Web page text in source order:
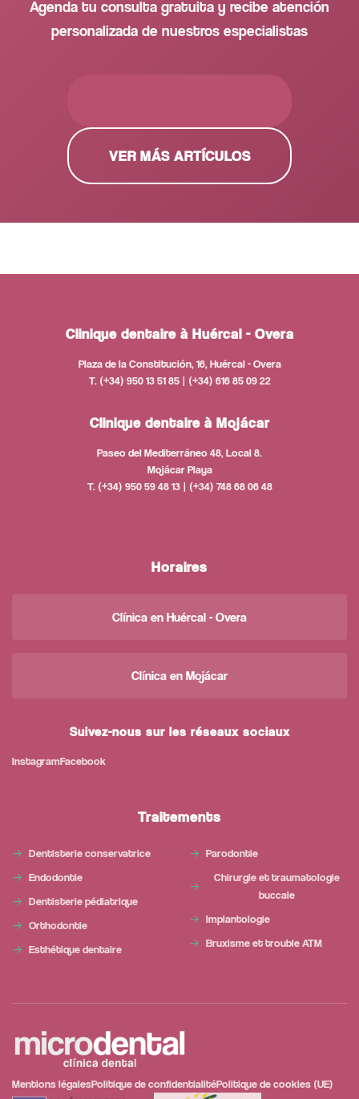
Agenda tu consulta gratuita y recibe atención
personalizada de nuestros especialistas
VER MÁS ARTÍCULOS
Clinique dentaire à Huércal - Overa
Plaza de la Constitución, 16, Huércal - Overa
T. (+34) 950 13 51 85 | (+34) 616 85 09 22
Clinique dentaire à Mojácar
Paseo del Mediterráneo 48, Local 8.
Mojácar Playa
T. (+34) 950 59 48 13 | (+34) 748 68 06 48
Horaires
Clínica en Huércal - Overa
Clínica en Mojácar
Suivez-nous sur les réseaux sociaux
InstagramFacebook
Traitements
Dentisterie conservatrice
Endodontie
Dentisterie pédiatrique
Orthodontie
Esthétique dentaire
Parodontie
Chirurgie et traumatologie
buccale
Implantologie
Bruxisme et trouble ATM
Mentions légalesPolitique de confidentialitéPolitique de cookies (UE)